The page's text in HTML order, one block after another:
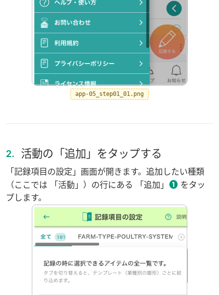
app-05_step01_01.png
2. 活動の「追加」をタップする
「記録項目の設定」画面が開きます。追加したい種類
（ここでは 「活動」）の行にある 「追加」 ❶ をタッ
プします。